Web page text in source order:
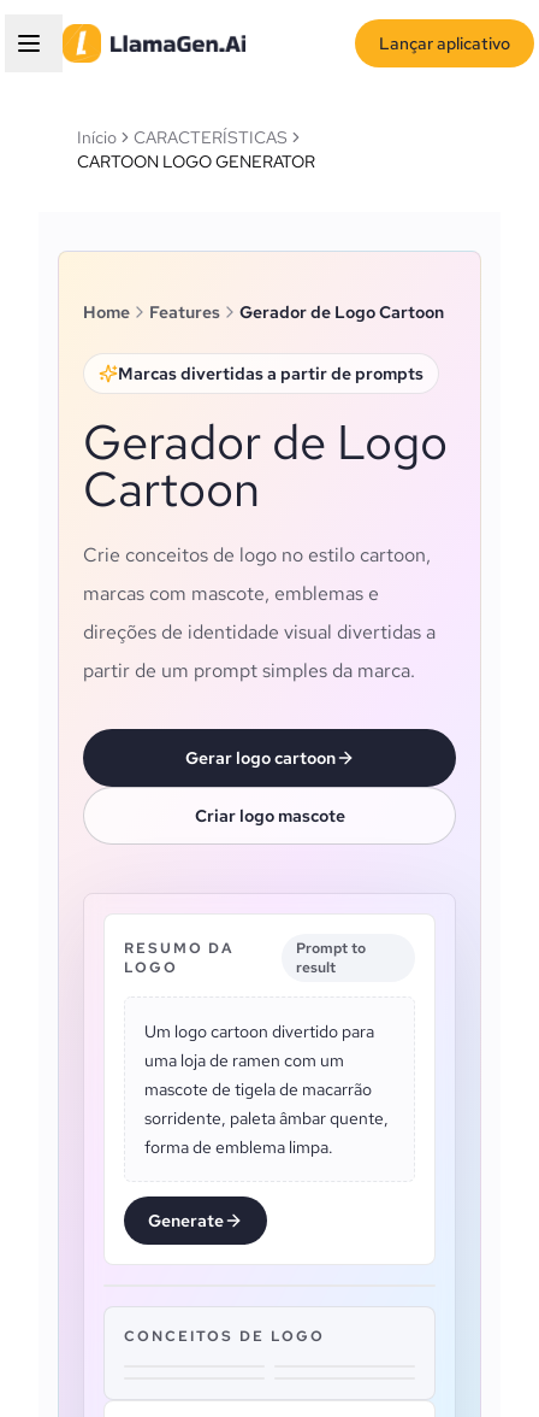
Lançar aplicativo
Início
CARACTERÍSTICAS
CARTOON LOGO GENERATOR
Home Features Gerador de Logo Cartoon
Marcas divertidas a partir de prompts
Gerador de Logo
Cartoon
Crie conceitos de logo no estilo cartoon,
marcas com mascote, emblemas e
direções de identidade visual divertidas a
partir de um prompt simples da marca.
Gerar logo cartoon
Criar logo mascote
RESUMO DA
LOGO
Prompt to
result
Um logo cartoon divertido para
uma loja de ramen com um
mascote de tigela de macarrão
sorridente, paleta âmbar quente,
forma de emblema limpa.
Generate
CONCEITOS DE LOGO